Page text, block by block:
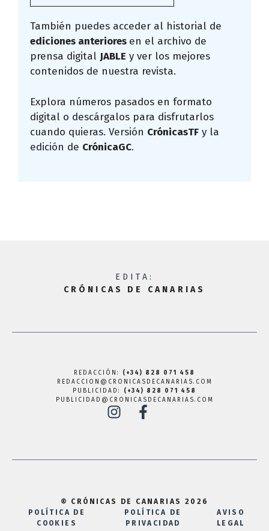
También puedes acceder al historial de
ediciones anteriores en el archivo de
prensa digital JABLE y ver los mejores
contenidos de nuestra revista.
Explora números pasados en formato
digital o descárgalos para disfrutarlos
cuando quieras. Versión CrónicasTF y la
edición de CrónicaGC.
EDITA:
CRÓNICAS DE CANARIAS
REDACCIÓN: (+34) 828 071 458
REDACCION@CRONICASDECANARIAS.COM
PUBLICIDAD: (+34) 828 071 458
PUBLICIDAD@CRONICASDECANARIAS.COM
© CRÓNICAS DE CANARIAS 2026
POLÍTICA DE
COOKIES
POLÍTICA DE
PRIVACIDAD
AVISO
LEGAL